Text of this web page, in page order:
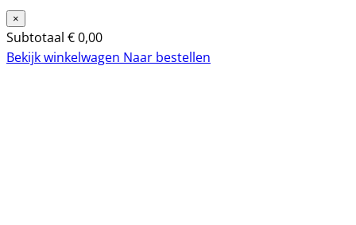
×
Subtotaal €0,00
Bekijk winkelwagen Naar bestellen